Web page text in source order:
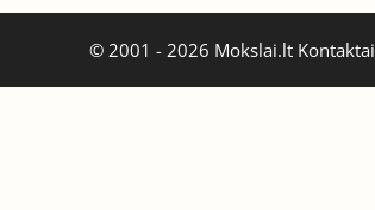
© 2001 - 2026 Mokslai.lt Kontaktai